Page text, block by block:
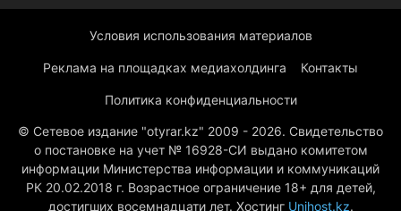
Условия использования материалов
Реклама на площадках медиахолдинга Контакты
Политика конфиденциальности
© Сетевое издание "otyrar.kz" 2009 - 2026. Свидетельство
о постановке на учет № 16928-СИ выдано комитетом
информации Министерства информации и коммуникаций
РК 20.02.2018 г. Возрастное ограничение 18+ для детей,
достигших восемнадцати лет. Хостинг Unihost.kz.